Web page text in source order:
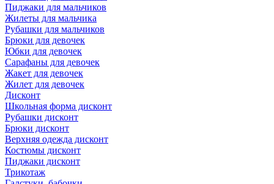
Пиджаки для мальчиков
Жилеты для мальчика
Рубашки для мальчиков
Брюки для девочек
Юбки для девочек
Сарафаны для девочек
Жакет для девочек
Жилет для девочек
Дисконт
Школьная форма дисконт
Рубашки дисконт
Брюки дисконт
Верхняя одежда дисконт
Костюмы дисконт
Пиджаки дисконт
Трикотаж